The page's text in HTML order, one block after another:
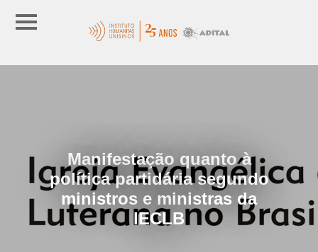
Manifestação quanto à
política partidária segundo
ministros e ministras da
IECLB